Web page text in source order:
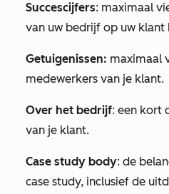
Succescijfers: maximaal
van uw bedrijf op uw klant
Getuigenissen: maximaal
medewerkers van je klant.
Over het bedrijf: een kort
van je klant.
Case study body: de
case study, inclusief de